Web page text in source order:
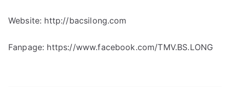
Website: http://bacsilong.com
Fanpage: https://www.facebook.com/TMV.BS.LONG